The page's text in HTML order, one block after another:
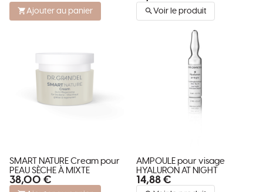
Ajouter au panier Voir le produit
SMART NATURE Cream pour
PEAU SÈCHE À MIXTE
38,00 €
AMPOULE pour visage
HYALURON AT NIGHT
14,88 €